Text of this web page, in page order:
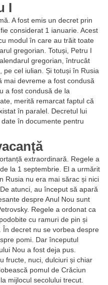
I
A fost emis un decret prin
considerat 1 ianuarie. Acest
modul în care au trăit toate
gregorian. Totuși, Petru I
gregorian, întrucât
pe cel iulian. Și totuși în Rusia
mai devreme a fost condusă
a fost condusă de la
merită remarcat faptul că
în paralel. Decretul lui
în documente pentru
extraordinară. Regele a
la 1 septembrie. El a urmărit
Rusia nu era mai sărac și nici
atunci, au început să apară
despre Anul Nou sunt
Regele a ordonat ca
cu ramuri de pin și
decret nu se vorbea despre
pomi. Dar începutul
Nou a fost deja pus.
fructe, nuci, dulciuri și chiar
pomul de Crăciun
mijlocul secolului trecut.